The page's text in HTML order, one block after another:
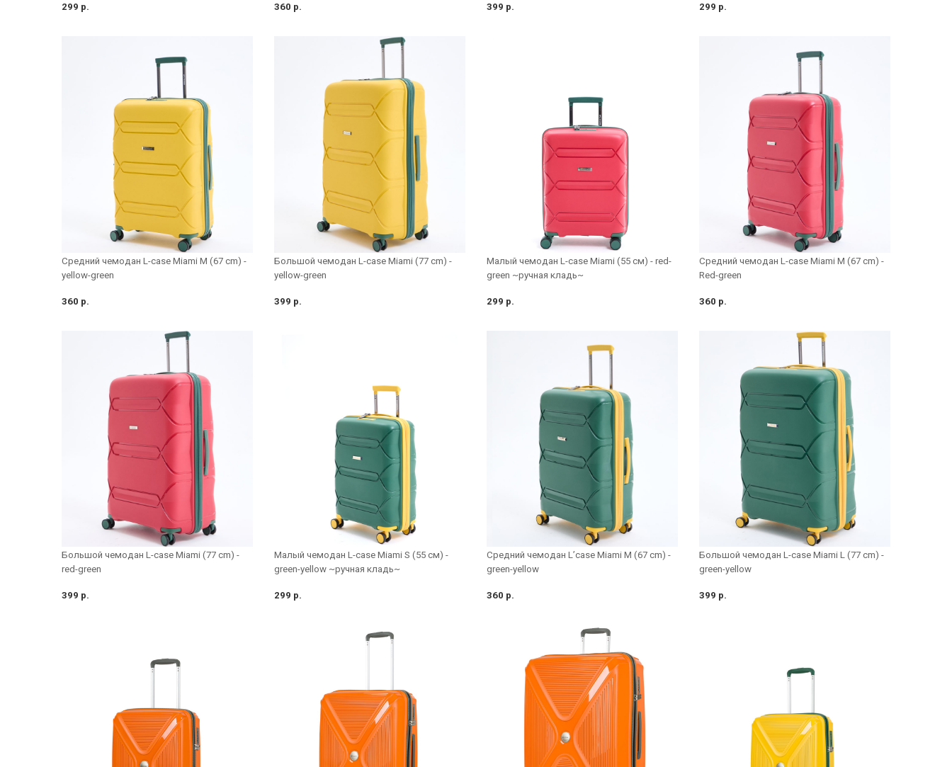
299 р. 360 р. 399 р. 299 р.
Средний чемодан L-case Miami M (67 cm) -
yellow-green
360 р.
Большой чемодан L-case Miami (77 cm) -
yellow-green
399 р.
Малый чемодан L-case Miami (55 см) - red-
green ~ручная кладь~
299 р.
Средний чемодан L-case Miami M (67 cm) -
Red-green
360 р.
Большой чемодан L-case Miami (77 cm) -
red-green
399 р.
Малый чемодан L-case Miami S (55 см) -
green-yellow ~ручная кладь~
299 р.
Средний чемодан L’case Miami M (67 cm) -
green-yellow
360 р.
Большой чемодан L-case Miami L (77 cm) -
green-yellow
399 р.